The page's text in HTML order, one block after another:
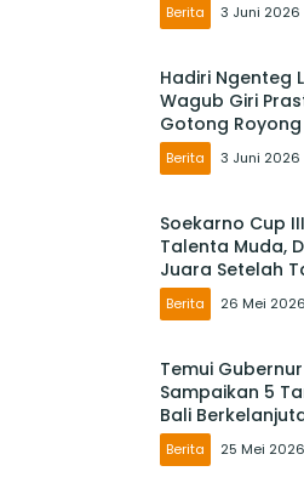
Berita 3 Juni 2026
Hadiri Ngenteg
Wagub Giri
Gotong
Berita 3 Juni 2026
Soekarno Cup
Talenta Muda,
Juara Setelah
Berita 26 Mei 2026
Temui
Sampaikan 5
Bali
Primadona
Berita 25 Mei 2026